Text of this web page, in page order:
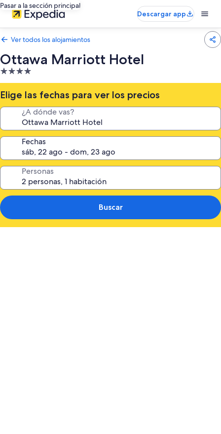
Pasar a la sección principal
Descargar app
Ver todos los alojamientos
Ottawa Marriott Hotel
Alojamiento
de
4.0 estrellas
Elige las fechas para ver los precios
¿A dónde vas?
Fechas
Personas
Buscar